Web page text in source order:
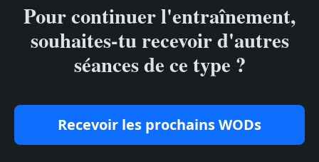
Pour continuer l'entraînement,
souhaites-tu recevoir d'autres
séances de ce type ?
Recevoir les prochains WODs